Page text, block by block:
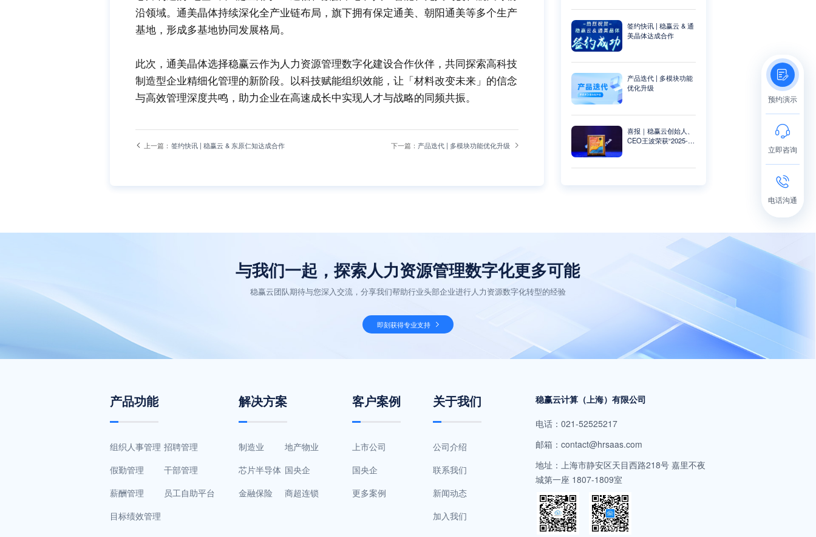
沿领域。通美晶体持续深化全产业链布局，旗下拥有保定通美、朝阳通美等多个生产
基地，形成多基地协同发展格局。
此次，通美晶体选择稳赢云作为人力资源管理数字化建设合作伙伴，共同探索高科技
制造型企业精细化管理的新阶段。以科技赋能组织效能，让「材料改变未来」的信念
与高效管理深度共鸣，助力企业在高速成长中实现人才与战略的同频共振。
上一篇： 签约快讯 | 稳赢云 & 东原仁知达成合作 下一篇： 产品迭代 | 多模块功能优化升级
签约快讯 | 稳赢云 & 通
美晶体达成合作
产品迭代 | 多模块功能
优化升级
喜报｜稳赢云创始人、
CEO王波荣获“2025-
与我们一起，探索人力资源管理数字化更多可能
稳赢云团队期待与您深入交流，分享我们帮助行业头部企业进行人力资源数字化转型的经验
即刻获得专业支持
产品功能
组织人事管理 招聘管理
假勤管理
干部管理
薪酬管理
员工自助平台
目标绩效管理
解决方案
制造业
地产物业
芯片半导体 国央企
金融保险
商超连锁
客户案例
上市公司
国央企
更多案例
关于我们
公司介绍
联系我们
新闻动态
加入我们
稳赢云计算（上海）有限公司
电话：021-52525217
邮箱：contact@hrsaas.com
地址：上海市静安区天目西路218号 嘉里不夜
城第一座 1807-1809室
预约演示
立即咨询
电话沟通